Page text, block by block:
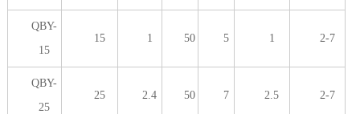
QBY-
15
15 1 50 5 1 2-7
QBY-
25
25 2.4 50 7 2.5 2-7